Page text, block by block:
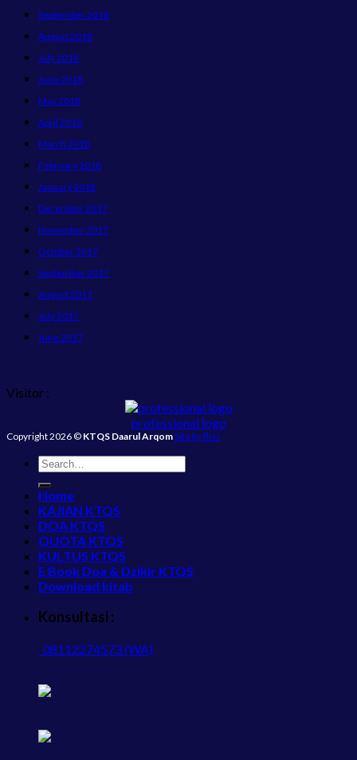
September 2018
August 2018
July 2018
June 2018
May 2018
April 2018
March 2018
February 2018
January 2018
December 2017
November 2017
October 2017
September 2017
August 2017
July 2017
June 2017
Visitor :
professional logo
Copyright 2026 © KTQS Daarul ArqomSite by flixs
Home
KAJIAN KTQS
DOA KTQS
QUOTA KTQS
KULTUS KTQS
E Book Doa & Dzikir KTQS
Download kitab
Konsultasi :
08112274573 (WA)